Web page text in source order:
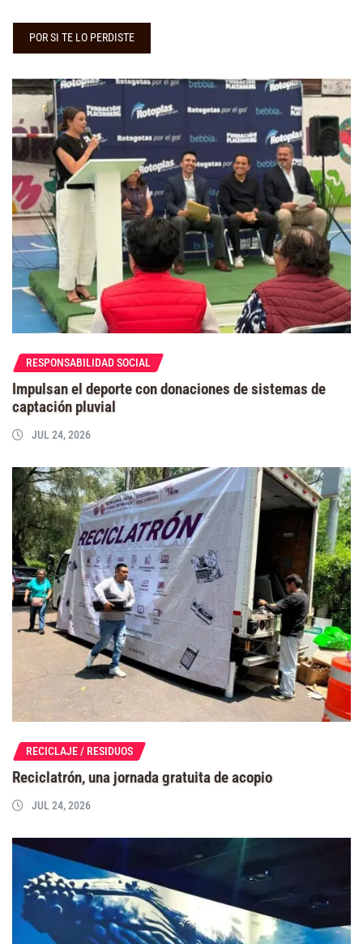
POR SI TE LO PERDISTE
RESPONSABILIDAD SOCIAL
Impulsan el deporte con donaciones de sistemas de
captación pluvial
JUL 24, 2026
RECICLAJE / RESIDUOS
Reciclatrón, una jornada gratuita de acopio
JUL 24, 2026